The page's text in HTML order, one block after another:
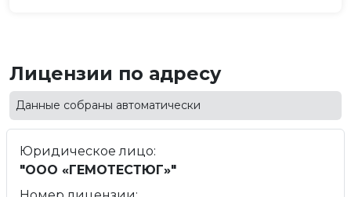
Лицензии по адресу
Данные собраны автоматически
Юридическое лицо:
"ООО «ГЕМОТЕСТЮГ»"